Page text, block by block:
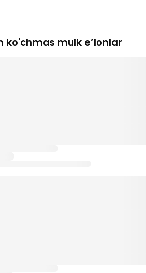
ko'chmas mulk e’lonlar